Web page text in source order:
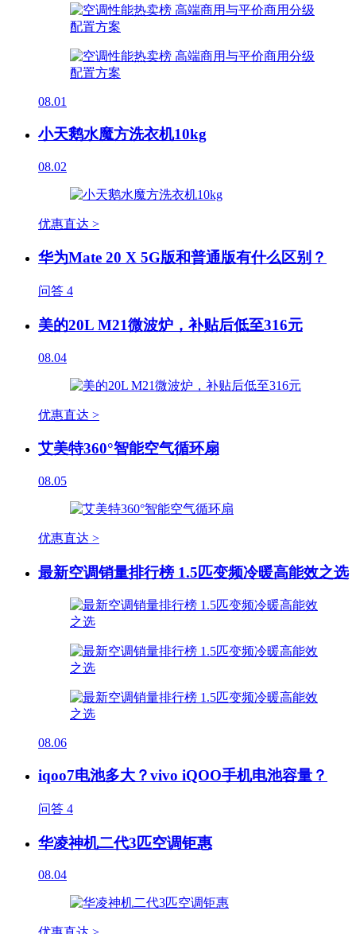
08.01
小天鹅水魔方洗衣机10kg
08.02
优惠直达 >
华为Mate 20 X 5G版和普通版有什么区别？
问答 4
美的20L M21微波炉，补贴后低至316元
08.04
优惠直达 >
艾美特360°智能空气循环扇
08.05
优惠直达 >
最新空调销量排行榜 1.5匹变频冷暖高能效之选
08.06
iqoo7电池多大？vivo iQOO手机电池容量？
问答 4
华凌神机二代3匹空调钜惠
08.04